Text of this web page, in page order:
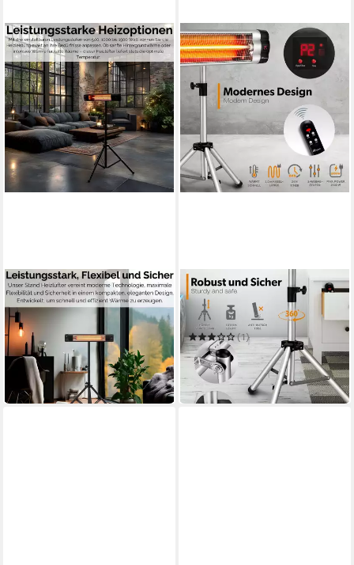
ECHOS
Heizstrahler Eco-3507
79,90 €
-33%
in 2-3 Werktagen bei dir
TRESKO
Heizstrahler Infrarot
Wärmestrahler elektrisch mit
Fernbedienung
(1)
89,79 € UVP 99,79 €
-10%
in 4-5 Werktagen bei dir